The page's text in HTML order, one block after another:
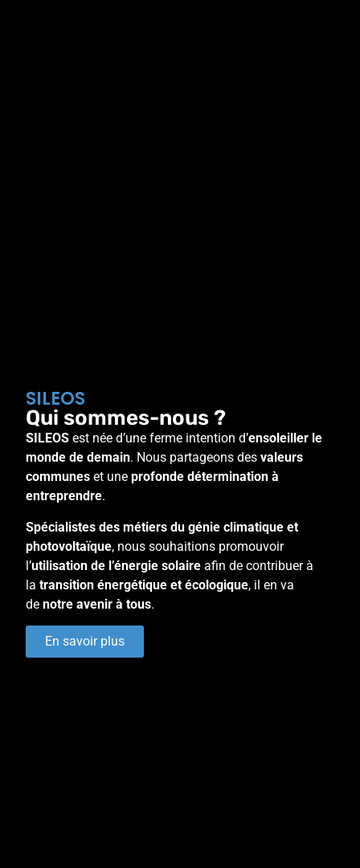
SILEOS
Qui sommes-nous ?
SILEOS est née d’une ferme intention d’ensoleiller le
monde de demain. Nous partageons des valeurs
communes et une profonde détermination à
entreprendre.
Spécialistes des métiers du génie climatique et
photovoltaïque, nous souhaitions promouvoir
l’utilisation de l’énergie solaire afin de contribuer à
la transition énergétique et écologique, il en va
de notre avenir à tous.
En savoir plus